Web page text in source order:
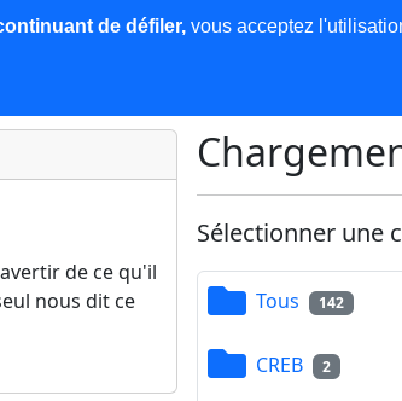
Base de données Plus
de ce qu'il
nous dit ce
Sélectionner une
Tous 142
CREB 2
de défiler,vous acceptez